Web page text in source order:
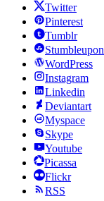
Twitter
Pinterest
Tumblr
Stumbleupon
WordPress
Instagram
Linkedin
Deviantart
Myspace
Skype
Youtube
Picassa
Flickr
RSS